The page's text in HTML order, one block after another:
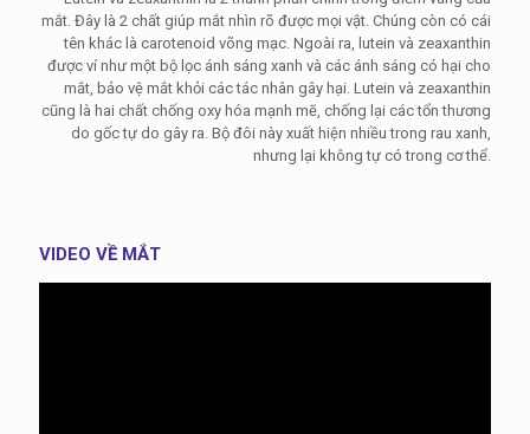
mắt. Đây là 2 chất giúp mắt nhìn rõ được mọi vật. Chúng còn có cái
tên khác là carotenoid võng mạc. Ngoài ra, lutein và zeaxanthin
được ví như một bộ lọc ánh sáng xanh và các ánh sáng có hại cho
mắt, bảo vệ mắt khỏi các tác nhân gây hại. Lutein và zeaxanthin
cũng là hai chất chống oxy hóa mạnh mẽ, chống lại các tổn thương
do gốc tự do gây ra. Bộ đôi này xuất hiện nhiều trong rau xanh,
nhưng lại không tự có trong cơ thể.
VIDEO VỀ MẮT